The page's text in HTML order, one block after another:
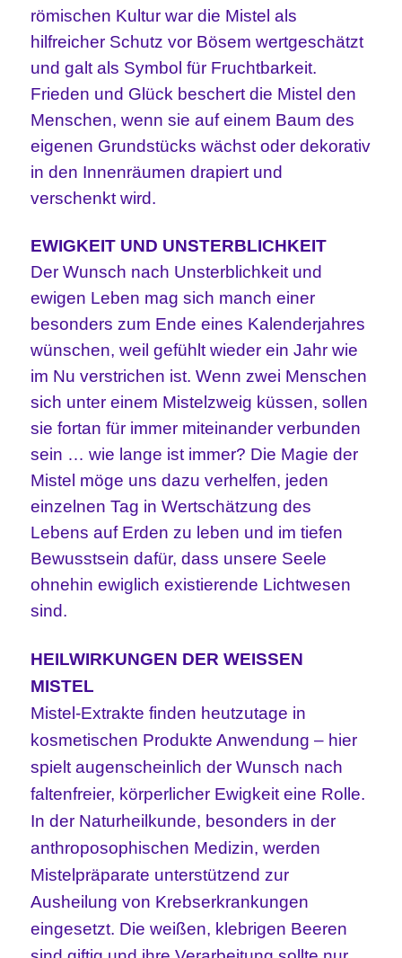
römischen Kultur war die Mistel als
hilfreicher Schutz vor Bösem wertgeschätzt
und galt als Symbol für Fruchtbarkeit.
Frieden und Glück beschert die Mistel den
Menschen, wenn sie auf einem Baum des
eigenen Grundstücks wächst oder dekorativ
in den Innenräumen drapiert und
verschenkt wird.
EWIGKEIT UND UNSTERBLICHKEIT
Der Wunsch nach Unsterblichkeit und
ewigen Leben mag sich manch einer
besonders zum Ende eines Kalenderjahres
wünschen, weil gefühlt wieder ein Jahr wie
im Nu verstrichen ist. Wenn zwei Menschen
sich unter einem Mistelzweig küssen, sollen
sie fortan für immer miteinander verbunden
sein … wie lange ist immer? Die Magie der
Mistel möge uns dazu verhelfen, jeden
einzelnen Tag in Wertschätzung des
Lebens auf Erden zu leben und imtiefen
Bewusstsein dafür, dass unsere Seele
ohnehin ewiglich existierende Lichtwesen
sind.
HEILWIRKUNGEN DER WEISSEN
MISTEL
Mistel-Extrakte finden heutzutage in
kosmetischen Produkte Anwendung – hier
spielt augenscheinlich der Wunsch nach
faltenfreier, körperlicher Ewigkeit eine Rolle.
In der Naturheilkunde, besonders in der
anthroposophischen Medizin, werden
Mistelpräparate unterstützend zur
Ausheilung von Krebserkrankungen
eingesetzt. Die weißen, klebrigen Beeren